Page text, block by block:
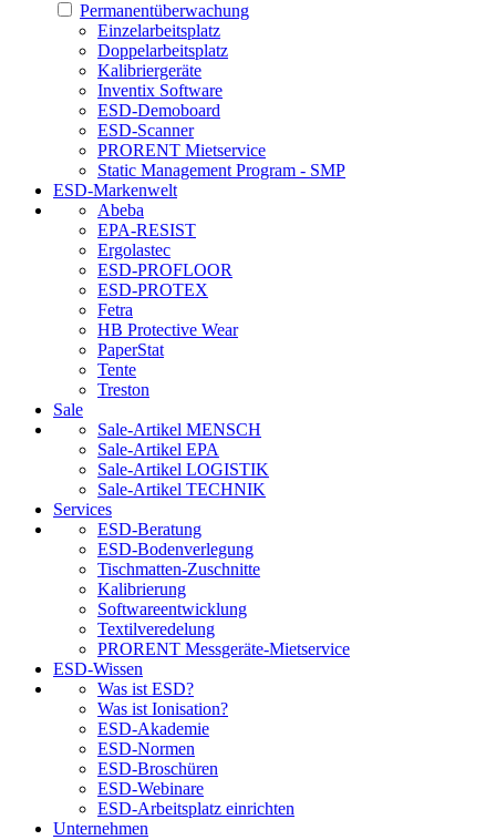
Permanentüberwachung
Einzelarbeitsplatz
Doppelarbeitsplatz
Kalibriergeräte
Inventix Software
ESD-Demoboard
ESD-Scanner
PRORENT Mietservice
Static Management Program - SMP
ESD-Markenwelt
Abeba
EPA-RESIST
Ergolastec
ESD-PROFLOOR
ESD-PROTEX
Fetra
HB Protective Wear
PaperStat
Tente
Treston
Sale
Sale-Artikel MENSCH
Sale-Artikel EPA
Sale-Artikel LOGISTIK
Sale-Artikel TECHNIK
Services
ESD-Beratung
ESD-Bodenverlegung
Tischmatten-Zuschnitte
Kalibrierung
Softwareentwicklung
Textilveredelung
PRORENT Messgeräte-Mietservice
ESD-Wissen
Was ist ESD?
Was ist Ionisation?
ESD-Akademie
ESD-Normen
ESD-Broschüren
ESD-Webinare
ESD-Arbeitsplatz einrichten
Unternehmen